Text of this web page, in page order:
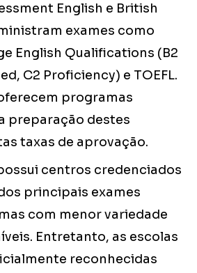
English e British
exames como
English Qualifications (B2
C2 Proficiency) e TOEFL.
programas
preparação destes
taxas de aprovação.
centros credenciados
principais exames
com menor variedade
Entretanto, as escolas
reconhecidas